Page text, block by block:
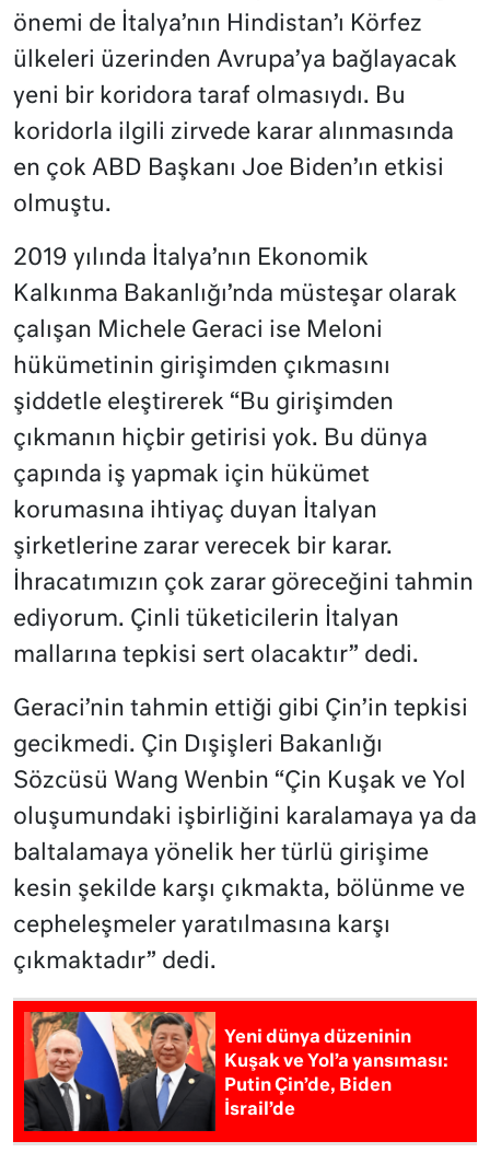
önemi de İtalya’nın Hindistan’ı Körfez
ülkeleri üzerinden Avrupa’ya bağlayacak
yeni bir koridora taraf olmasıydı. Bu
koridorla ilgili zirvede karar alınmasında
en çok ABD Başkanı Joe Biden’ın etkisi
olmuştu.
2019 yılında İtalya’nın Ekonomik
Kalkınma Bakanlığı’nda müsteşar olarak
çalışan Michele Geraci ise Meloni
hükümetinin girişimden çıkmasını
şiddetle eleştirerek “Bu girişimden
çıkmanın hiçbir getirisi yok. Bu dünya
çapında iş yapmak için hükümet
korumasına ihtiyaç duyan İtalyan
şirketlerine zarar verecek bir karar.
İhracatımızın çok zarar göreceğini tahmin
ediyorum. Çinli tüketicilerin İtalyan
mallarına tepkisi sert olacaktır” dedi.
Geraci’nin tahmin ettiği gibi Çin’in tepkisi
gecikmedi. Çin Dışişleri Bakanlığı
Sözcüsü Wang Wenbin “Çin Kuşak ve Yol
oluşumundaki işbirliğini karalamaya ya da
baltalamaya yönelik her türlü girişime
kesin şekilde karşı çıkmakta, bölünme ve
cepheleşmeler yaratılmasına karşı
çıkmaktadır” dedi.
Yeni dünya düzeninin
Kuşak ve Yol’a yansıması:
Putin Çin’de, Biden
İsrail’de